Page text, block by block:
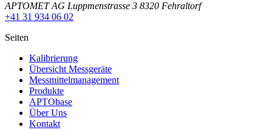
APTOMET AG Luppmenstrasse 3 8320 Fehraltorf
+41 31 934 06 02
Seiten
Kalibrierung
Übersicht Messgeräte
Messmittelmanagement
Produkte
APTObase
Über Uns
Kontakt